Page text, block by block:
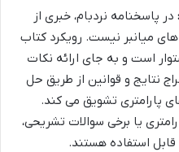
در پاسخنامه نردبام، خبری از
میانبر نیست. رویکرد کتاب
است و به جای ارائه نکات
نتایج و قوانین از طریق حل
پارامتری تشویق می کند.
یا برخی سوالات تشریحی،
استفاده هستند.